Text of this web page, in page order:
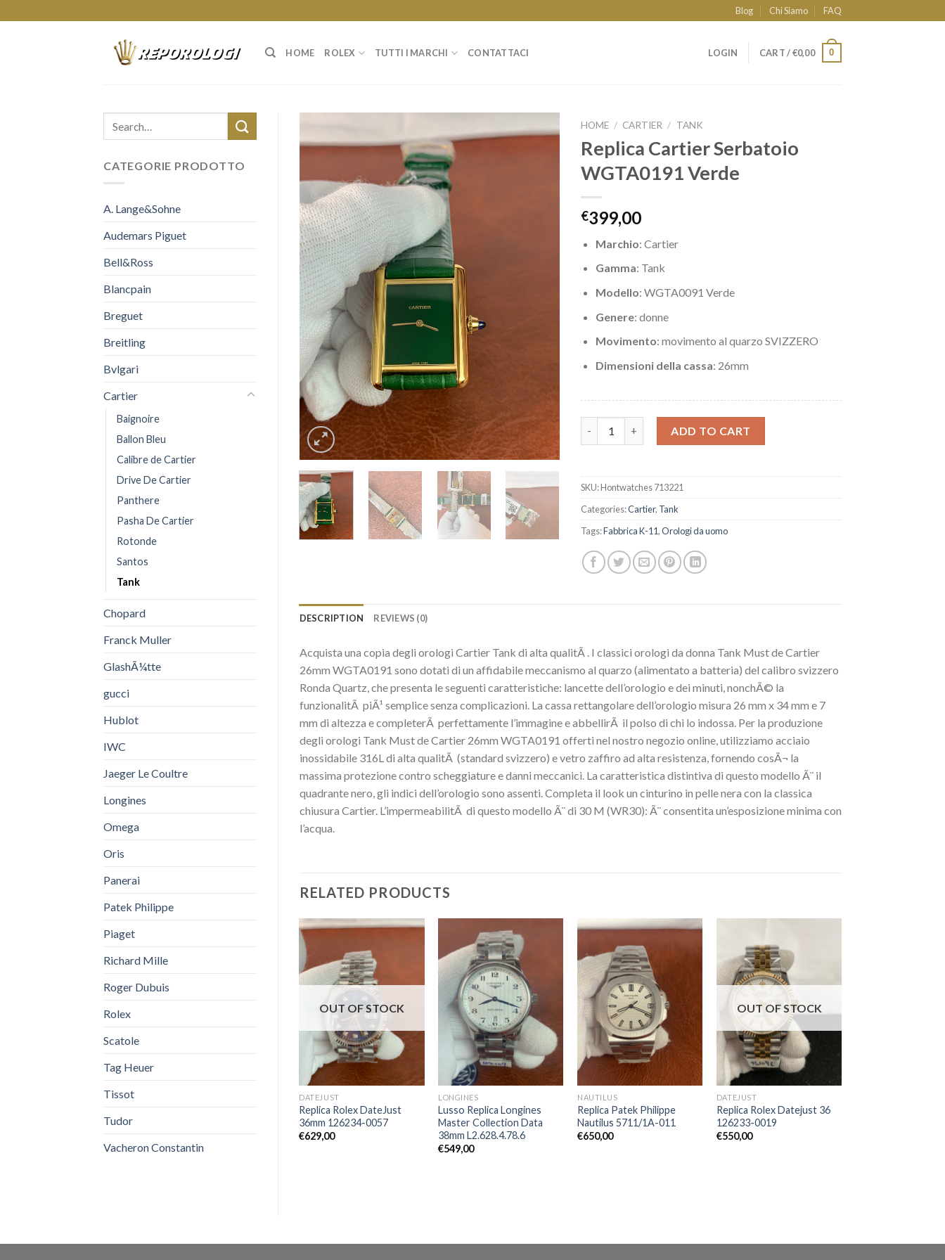
to
Blog Chi Siamo FAQ
HOME ROLEX TUTTI I MARCHI CONTATTACI LOGIN CART /€0,00 0
CATEGORIE PRODOTTO
A. Lange&Sohne
Audemars Piguet
Bell&Ross
Blancpain
Breguet
Breitling
Bvlgari
Cartier
Baignoire
Ballon Bleu
Calibre de Cartier
Drive De Cartier
Panthere
Pasha De Cartier
Rotonde
Santos
Tank
Chopard
Franck Muller
GlashÃ¼tte
gucci
Hublot
IWC
Jaeger Le Coultre
Longines
Omega
Oris
Panerai
Patek Philippe
Piaget
Richard Mille
Roger Dubuis
Rolex
Scatole
Tag Heuer
Tissot
Tudor
Vacheron Constantin
HOME / CARTIER / TANK
Replica Cartier Serbatoio
WGTA0191 Verde
€399,00
Marchio: Cartier
Gamma: Tank
Modello: WGTA0091 Verde
Genere: donne
Movimento: movimento al quarzo SVIZZERO
Dimensioni della cassa: 26mm
ADD TO CART
SKU:Hontwatches 713221
Categories:Cartier, Tank
Tags:Fabbrica K-11,Orologi da uomo
DESCRIPTION REVIEWS (0)
Acquista una copia degli orologi Cartier Tank di alta qualitÃ . I classici orologi da donna Tank Must de Cartier
26mm WGTA0191 sono dotati di un affidabile meccanismo al quarzo (alimentato a batteria) del calibro svizzero
Ronda Quartz, che presenta le seguenti caratteristiche: lancette dell’orologio e dei minuti, nonchÃ© la
funzionalitÃ piÃ¹ semplice senza complicazioni. La cassa rettangolare dell’orologio misura 26 mm x 34 mm e 7
mm di altezza e completerÃ perfettamente l’immagine e abbellirÃ il polso di chi lo indossa. Per la produzione
degli orologi Tank Must de Cartier 26mm WGTA0191 offerti nel nostro negozio online, utilizziamo acciaio
inossidabile 316L di alta qualitÃ (standard svizzero) e vetro zaffiro ad alta resistenza, fornendo cosÃ¬ la
massima protezione contro scheggiature e danni meccanici. La caratteristica distintiva di questo modello Ã¨ il
quadrante nero, gli indici dell’orologio sono assenti. Completa il look un cinturino in pelle nera con la classica
chiusura Cartier. L’impermeabilitÃ di questo modello Ã¨ di 30 M (WR30): Ã¨ consentita un’esposizione minima con
l’acqua.
RELATED PRODUCTS
OUT OF STOCK
DATEJUST
Replica Rolex DateJust
36mm 126234-0057
€629,00
LONGINES
Lusso Replica Longines
Master Collection Data
38mm L2.628.4.78.6
€549,00
NAUTILUS
Replica Patek Philippe
Nautilus 5711/1A-011
€650,00
OUT OF STOCK
DATEJUST
Replica Rolex Datejust 36
126233-0019
€550,00
OUT OF STOCK
â€œOYSTER SOTTOâ€
5396G-014